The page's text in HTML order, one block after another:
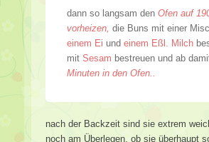
dann so langsam den Ofen auf
vorheizen, die Buns mit einer
einem Ei und einem Eßl. Milch
mit Sesam bestreuen und ab
Minuten in den Ofen..
nach der Backzeit sind sie extrem
noch am Überlegen, ob sie überhaupt